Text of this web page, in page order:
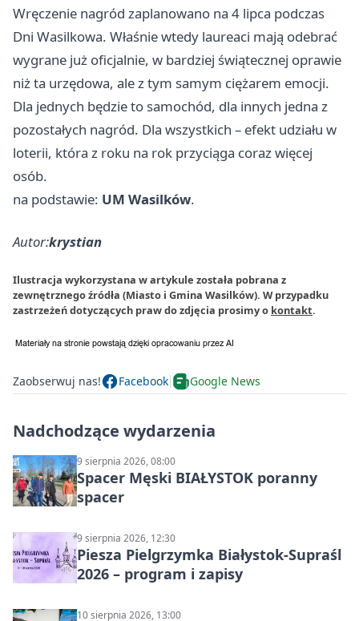
Wręczenie nagród zaplanowano na 4 lipca podczas
Dni Wasilkowa. Właśnie wtedy laureaci mają odebrać
wygrane już oficjalnie, w bardziej świątecznej oprawie
niż ta urzędowa, ale z tym samym ciężarem emocji.
Dla jednych będzie to samochód, dla innych jedna z
pozostałych nagród. Dla wszystkich – efekt udziału w
loterii, która z roku na rok przyciąga coraz więcej
osób.
na podstawie: UM Wasilków.
Autor:krystian
Ilustracja wykorzystana w artykule została pobrana z
zewnętrznego źródła (Miasto i Gmina Wasilków). W przypadku
zastrzeżeń dotyczących praw do zdjęcia prosimy o kontakt.
Zaobserwuj nas! Facebook Google News
Nadchodzące wydarzenia
9 sierpnia 2026, 08:00
Spacer Męski BIAŁYSTOK poranny
spacer
9 sierpnia 2026, 12:30
Piesza Pielgrzymka Białystok-Supraśl
2026 – program i zapisy
10 sierpnia 2026, 13:00